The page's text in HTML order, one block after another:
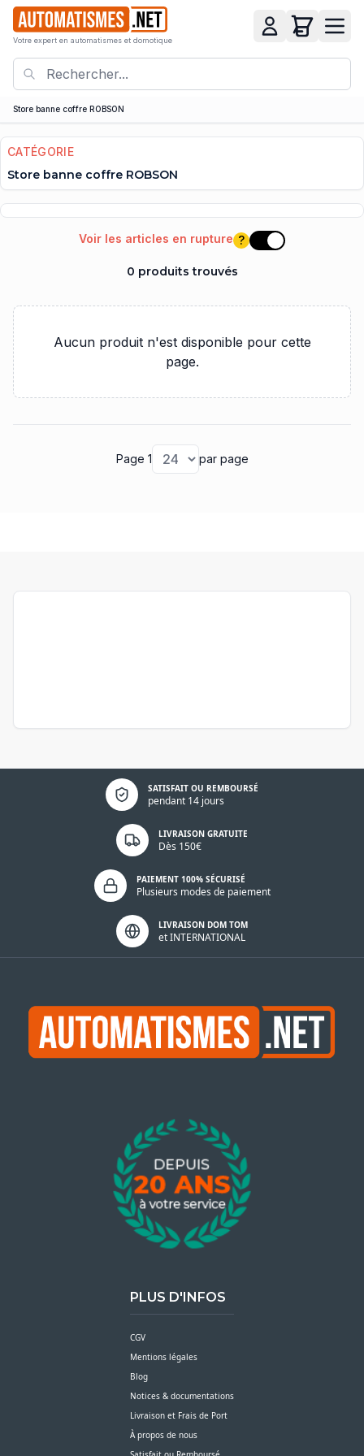
Votre expert en automatismes et domotique
Store banne coffre ROBSON
CATÉGORIE
Store banne coffre ROBSON
Voir les articles en rupture ? Voir les articles
0 produits trouvés
Aucun produit n'est disponible pour cette
page.
Page 1 par page
SATISFAIT OU REMBOURSÉ
pendant 14 jours
Politique de confidentialité
LIVRAISON GRATUITE
Dès 150€
PAIEMENT 100% SÉCURISÉ
Plusieurs modes de paiement
LIVRAISON DOM TOM
et INTERNATIONAL
PLUS D'INFOS
CGV
Mentions légales
Blog
Notices & documentations
Livraison et Frais de Port
À propos de nous